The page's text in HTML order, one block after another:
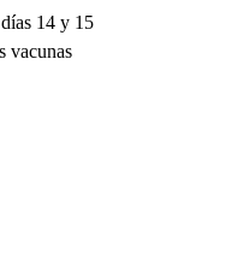
14 y 15
vacunas